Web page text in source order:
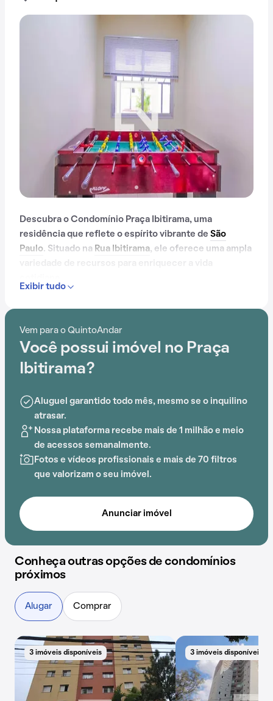
Descubra o Condomínio Praça Ibitirama, uma
residência que reflete o espírito vibrante de São
Paulo. Situado na Rua Ibitirama, ele oferece uma ampla
Com portaria 24 horas, elevador, academia, piscina,
playground e brinquedoteca, o Condomínio Praça
Ibitirama é ideal para quem busca conforto e
entretenimento.
A proximidade com Shopping Central Plaza,
Comendador Ermenilo Matarazzo,
Tamanduatei
, Parque Prof. Lydia Natalizio Diogo,
Parque Ecológico Vila Prudente e CEU Vila Alpina
adiciona praticidade a essa experiência.
Exibir tudo
Vem para o QuintoAndar
Você possui imóvel no Praça
Ibitirama?
Aluguel garantido todo mês, mesmo se o inquilino
atrasar.
Nossa plataforma recebe mais de 1 milhão e meio
de acessos semanalmente.
Fotos e vídeos profissionais e mais de 70 filtros
que valorizam o seu imóvel.
Anunciar imóvel
Conheça outras opções de condomínios
próximos
Alugar Comprar
3 imóveis disponíveis 3 imóveis disponíveis